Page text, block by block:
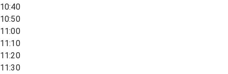
10:40
10:50
11:00
11:10
11:20
11:30